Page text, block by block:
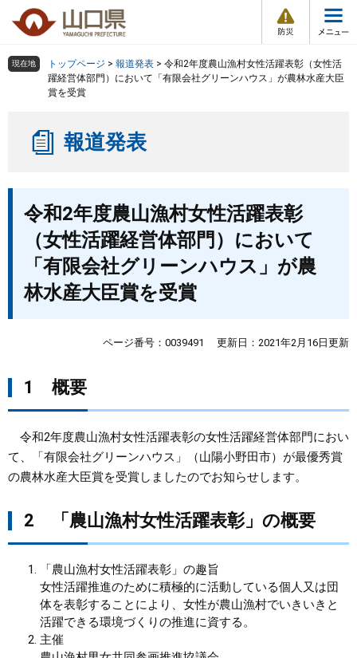
の
ー
情
報
メ
ュ
組織で探す
くらし・環境
健康・福祉
教育・文化・スポーツ
しごと・産業・観光
まちづくり
県政情報
検索の仕方 組織で探す
現在地 トップページ > 報道発表 > 令和2年度農山漁村女性活躍表彰（女性活
躍経営体部門）において「有限会社グリーンハウス」が農林水産大臣
賞を受賞
報道発表
令和2年度農山漁村女性活躍表彰
（女性活躍経営体部門）において
「有限会社グリーンハウス」が農
林水産大臣賞を受賞
ページ番号：0039491 更新日：2021年2月16日更新
1 概要
令和2年度農山漁村女性活躍表彰の女性活躍経営体部門におい
て、「有限会社グリーンハウス」（山陽小野田市）が最優秀賞
の農林水産大臣賞を受賞しましたのでお知らせします。
2 「農山漁村女性活躍表彰」の概要
「農山漁村女性活躍表彰」の趣旨
女性活躍推進のために積極的に活動している個人又は団
体を表彰することにより、女性が農山漁村でいきいきと
活躍できる環境づくりの推進に資する。
主催